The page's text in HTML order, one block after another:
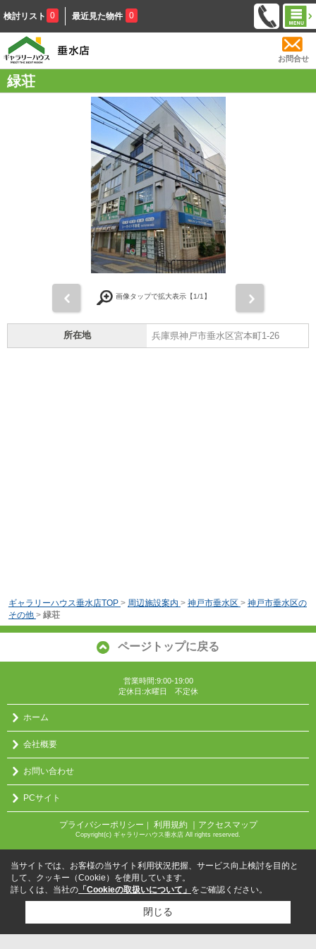
検討リスト 0 最近見た物件 0
お問合せ
緑荘
画像タップで拡大表示【1/1】
所在地 兵庫県神戸市垂水区宮本町1-26
ギャラリーハウス垂水店TOP > 周辺施設案内 > 神戸市垂水区 > 神戸市垂水区の
その他 > 緑荘
ページトップに戻る
営業時間:9:00-19:00
定休日:水曜日 不定休
ホーム
会社概要
お問い合わせ
PCサイト
プライバシーポリシー ｜ 利用規約 ｜アクセスマップ
Copyright(c) ギャラリーハウス垂水店 All rights reserved.
当サイトでは、お客様の当サイト利用状況把握、サービス向上検討を目的と
して、クッキー（Cookie）を使用しています。
詳しくは、当社の 「Cookieの取扱いについて」 をご確認ください。
閉じる